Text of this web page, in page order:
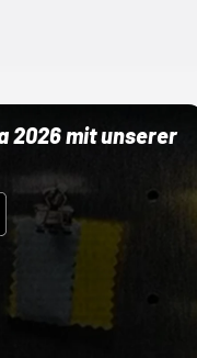
2026 mit unserer